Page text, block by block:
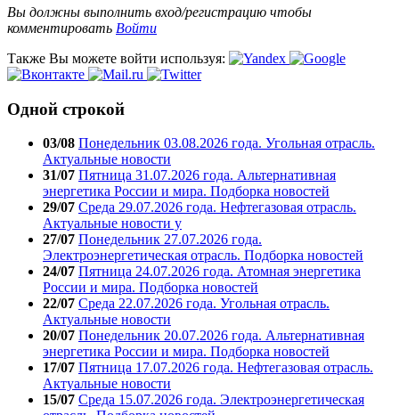
Вы должны выполнить вход/регистрацию чтобы
комментировать Войти
Также Вы можете войти используя:
Одной строкой
03/08 Понедельник 03.08.2026 года. Угольная отрасль.
Актуальные новости
31/07 Пятница 31.07.2026 года. Альтернативная
энергетика России и мира. Подборка новостей
29/07 Среда 29.07.2026 года. Нефтегазовая отрасль.
Актуальные новости у
27/07 Понедельник 27.07.2026 года.
Электроэнергетическая отрасль. Подборка новостей
24/07 Пятница 24.07.2026 года. Атомная энергетика
России и мира. Подборка новостей
22/07 Среда 22.07.2026 года. Угольная отрасль.
Актуальные новости
20/07 Понедельник 20.07.2026 года. Альтернативная
энергетика России и мира. Подборка новостей
17/07 Пятница 17.07.2026 года. Нефтегазовая отрасль.
Актуальные новости
15/07 Среда 15.07.2026 года. Электроэнергетическая